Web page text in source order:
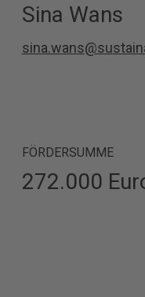
Sina Wans
FÖRDERSUMME
272.000